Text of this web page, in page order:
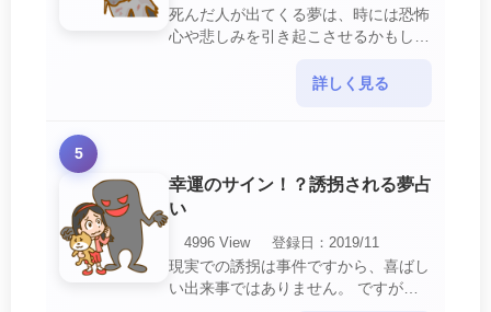
死んだ人が出てくる夢は、時には恐怖
心や悲しみを引き起こさせるかもしれ
意して欲しいメッセージや警告を伝え
詳しく見る
5
幸運のサイン！？誘拐される夢占
い
4996 View
登録日：2019/11
現実での誘拐は事件ですから、喜ばし
い出来事ではありません。 ですが、